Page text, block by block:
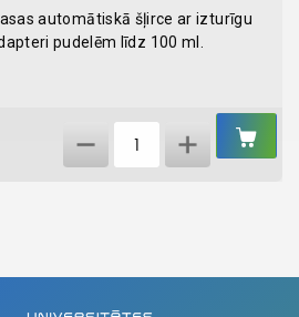
automātiskā šļirce ar izturīgu
pudelēm līdz 100 ml.
5ml
ar